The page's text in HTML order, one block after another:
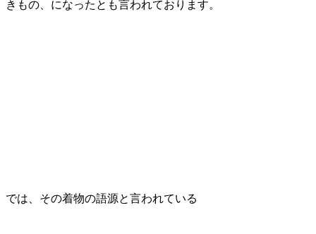
きもの、になったとも言われております。
では、その着物の語源と言われている